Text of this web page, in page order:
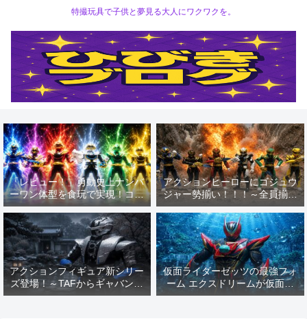
特撮玩具で子供と夢見る大人にワクワクを。
「レビュー！」勇動史上ナンバ
ーワン体型を食玩で実現！コス
パ良くゴジュウジャー6人を一
気にゲットできます！
アクションヒーローにゴジュウ
ジャー勢揃い！！！～全員揃っ
ての戦隊の魅力を50周年記念
と共におもちゃで楽しもう
(^▽^)/～
アクションフィギュア新シリー
ズ登場！～TAFからギャバンブ
シドーが発売！侍戦士のかっこ
仮面ライダーゼッツの最強フォ
ーム エクスドリームが仮面ラ
イダーアクションフィギュアに